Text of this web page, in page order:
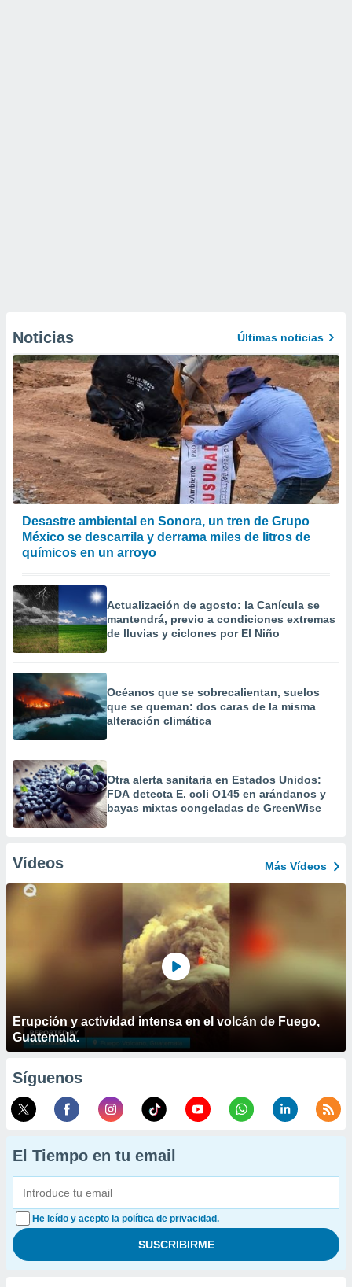
Noticias Últimas noticias
Desastre ambiental en Sonora, un tren de Grupo
México se descarrila y derrama miles de litros de
químicos en un arroyo
Actualización de agosto: la Canícula se
mantendrá, previo a condiciones extremas
de lluvias y ciclones por El Niño
Océanos que se sobrecalientan, suelos
que se queman: dos caras de la misma
alteración climática
Otra alerta sanitaria en Estados Unidos:
FDA detecta E. coli O145 en arándanos y
bayas mixtas congeladas de GreenWise
Vídeos Más Vídeos
Erupción y actividad intensa en el volcán de Fuego,
Guatemala.
Síguenos
El Tiempo en tu email
He leído y acepto la política de privacidad.